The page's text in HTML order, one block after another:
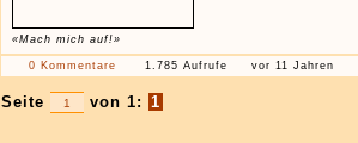
«Mach mich auf!»
0 Kommentare 1.785 Aufrufe vor 11 Jahren
Seite von 1: 1